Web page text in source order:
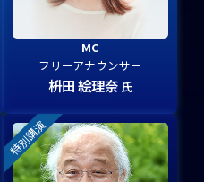
MC
フリーアナウンサー
枡田 絵理奈 氏
特別講演